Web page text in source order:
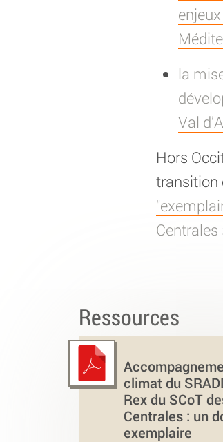
la
Val
Hors
transition
Centrales
Ressources
climat du
Rex du SCoT
Centrales : un
exemplaire